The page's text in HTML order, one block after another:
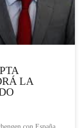
LA